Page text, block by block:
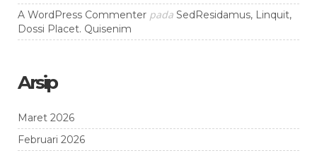
A WordPress Commenter pada SedResidamus, Linquit,
Dossi Placet. Quisenim
Arsip
Maret 2026
Februari 2026